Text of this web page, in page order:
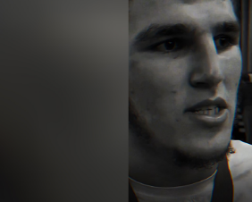
Вечером 31 января Мутаев
тренировки. Во дворе жилого
Гапцахской в Махачкале на